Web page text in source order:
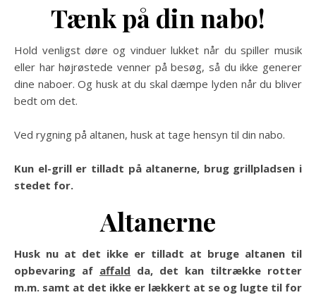
Tænk på din nabo!
Hold venligst døre og vinduer lukket når du spiller musik
eller har højrøstede venner på besøg, så du ikke generer
dine naboer. Og husk at du skal dæmpe lyden når du bliver
bedt om det.
Ved rygning på altanen, husk at tage hensyn til din nabo.
Kun el-grill er tilladt på altanerne, brug grillpladsen i
stedet for.
Altanerne
Husk nu at det ikke er tilladt at bruge altanen til
opbevaring af affald da, det kan tiltrække rotter
m.m. samt at det ikke er lækkert at se og lugte til for